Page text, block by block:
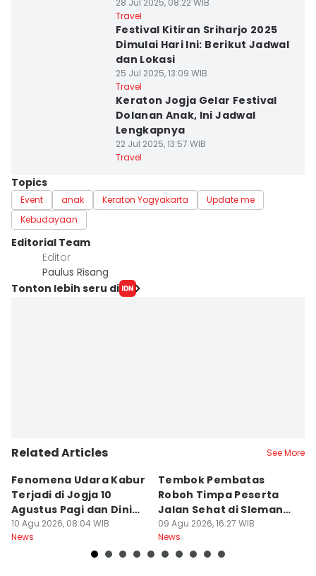
Bagian
28 Jul 2025, 08:22 WIB
Travel
Festival Kitiran Sriharjo 2025
Dimulai Hari Ini: Berikut Jadwal
dan Lokasi
25 Jul 2025, 13:09 WIB
Travel
Keraton Jogja Gelar Festival
Dolanan Anak, Ini Jadwal
Lengkapnya
22 Jul 2025, 13:57 WIB
Travel
Topics
Event anak Keraton Yogyakarta
Update me
Kebudayaan
Editorial Team
Editor
Paulus Risang
Tonton lebih seru di
Related Articles See More
Fenomena Udara Kabur
Terjadi di Jogja 10
Agustus Pagi dan Dini
Hari
10 Agu 2026, 08:04 WIB
News
Tembok Pembatas
Roboh Timpa Peserta
Jalan Sehat di Sleman,
10 Orang Luka
09 Agu 2026, 16:27 WIB
News